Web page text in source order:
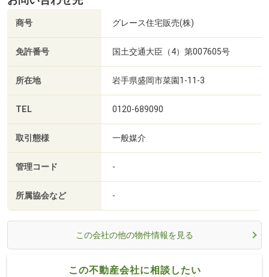
商号 グレース住宅販売(株)
免許番号 国土交通大臣（4）第007605号
所在地 岩手県盛岡市菜園1-11-3
TEL 0120-689090
取引態様 一般媒介
管理コード -
所属協会など -
この会社の他の物件情報を見る
この不動産会社に相談したい